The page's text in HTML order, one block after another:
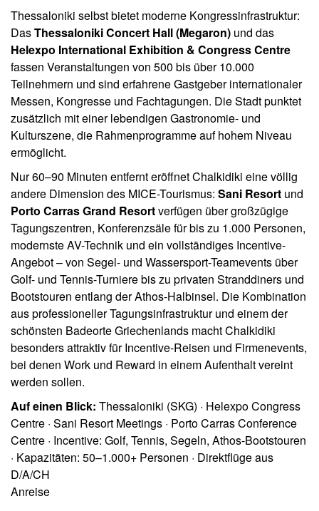
Thessaloniki selbst bietet moderne Kongressinfrastruktur:
DasThessaloniki Concert Hall (Megaron) und das
Helexpo International Exhibition & Congress Centre
fassen Veranstaltungen von 500 bis über 10.000
Teilnehmern und sind erfahrene Gastgeber internationaler
Messen, Kongresse und Fachtagungen. Die Stadt punktet
zusätzlich mit einer lebendigen Gastronomie- und
Kulturszene, die Rahmenprogramme auf hohem Niveau
ermöglicht.
Nur 60–90 Minuten entfernt eröffnet Chalkidiki eine völlig
andere Dimension des MICE-Tourismus: Sani Resort und
Porto Carras Grand Resortverfügen über großzügige
Tagungszentren, Konferenzsäle für bis zu 1.000 Personen,
modernste AV-Technik und ein vollständiges Incentive-
Angebot – von Segel- und Wassersport-Teamevents über
Golf- und Tennis-Turniere bis zu privaten Stranddiners und
Bootstouren entlang der Athos-Halbinsel. Die Kombination
aus professioneller Tagungsinfrastruktur und einem der
schönsten Badeorte Griechenlands macht Chalkidiki
besonders attraktiv für Incentive-Reisen und Firmenevents,
bei denen Work und Reward in einem Aufenthalt vereint
werden sollen.
Auf einen Blick: Thessaloniki (SKG) · Helexpo Congress
Centre · Sani Resort Meetings · Porto Carras Conference
Centre · Incentive: Golf, Tennis, Segeln, Athos-Bootstouren
· Kapazitäten: 50–1.000+ Personen · Direktflüge aus
D/A/CH
Anreise